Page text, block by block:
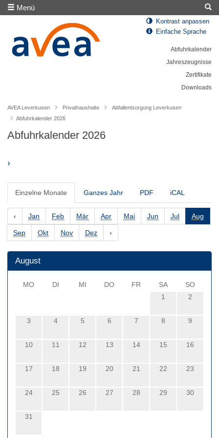
Menü
Kontrast anpassen
Einfache Sprache
Abfuhrkalender
Jahreszeugnisse
Zertifikate
Downloads
AVEA Leverkusen Privathaushalte
Abfallentsorgung Leverkusen
Abfuhrkalender 2026
Abfuhrkalender 2026
›
Einzelne Monate Ganzes Jahr PDF iCAL
‹ Jan Feb Mär Apr Mai Jun Jul Aug
Sep Okt Nov Dez ›
August
MO DI MI DO FR SA
SO
1
2
3 4 5 6 7 8 9
10 11 12 13 14 15 16
17 18 19 20 21 22 23
24 25 26 27 28 29 30
31